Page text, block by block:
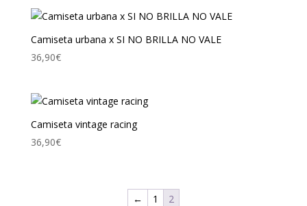
Camiseta urbana x SI NO BRILLA NO VALE
36,90€
Camiseta vintage racing
36,90€
← 1 2